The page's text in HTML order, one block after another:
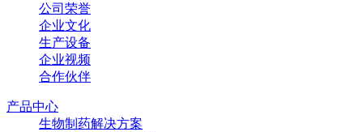
公司荣誉
企业文化
生产设备
企业视频
合作伙伴
产品中心
生物制药解决方案